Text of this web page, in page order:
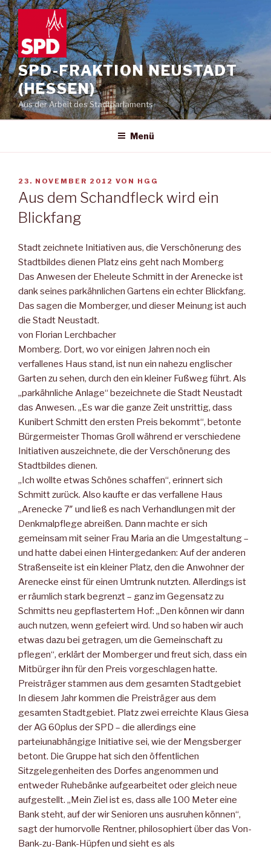
Zum
Inhalt
springen
SPD-FRAKTION NEUSTADT
(HESSEN)
Aus der Arbeit des Stadtparlaments
Menü
VERÖFFENTLICHT
AM
23. NOVEMBER 2012 VON HGG
Aus dem Schandfleck wird ein
Blickfang
Stadt zeichnete Initiativen aus, die Verschönerung des
Stadtbildes dienen Platz eins geht nach Momberg
Das Anwesen der Eheleute Schmitt in der Arenecke ist
dank seines parkähnlichen Gartens ein echter Blickfang.
Das sagen die Momberger, und dieser Meinung ist auch
die Stadt Neustadt.
von Florian Lerchbacher
Momberg. Dort, wo vor einigen Jahren noch ein
verfallenes Haus stand, ist nun ein nahezu englischer
Garten zu sehen, durch den ein kleiner Fußweg führt. Als
„parkähnliche Anlage“ bezeichnete die Stadt Neustadt
das Anwesen. „Es war die ganze Zeit unstrittig, dass
Kunibert Schmitt den ersten Preis bekommt“, betonte
Bürgermeister Thomas Groll während er verschiedene
Initiativen auszeichnete, die der Verschönerung des
Stadtbildes dienen.
„Ich wollte etwas Schönes schaffen“, erinnert sich
Schmitt zurück. Also kaufte er das verfallene Haus
„Arenecke 7″ und ließ es nach Verhandlungen mit der
Denkmalpflege abreißen. Dann machte er sich
gemeinsam mit seiner Frau Maria an die Umgestaltung –
und hatte dabei einen Hintergedanken: Auf der anderen
Straßenseite ist ein kleiner Platz, den die Anwohner der
Arenecke einst für einen Umtrunk nutzten. Allerdings ist
er räumlich stark begrenzt – ganz im Gegensatz zu
Schmitts neu gepflastertem Hof: „Den können wir dann
auch nutzen, wenn gefeiert wird. Und so haben wir auch
etwas dazu bei getragen, um die Gemeinschaft zu
pflegen“, erklärt der Momberger und freut sich, dass ein
Mitbürger ihn für den Preis vorgeschlagen hatte.
Preisträger stammen aus dem gesamten Stadtgebiet
In diesem Jahr kommen die Preisträger aus dem
gesamten Stadtgebiet. Platz zwei erreichte Klaus Giesa
der AG 60plus der SPD – die allerdings eine
parteiunabhängige Initiative sei, wie der Mengsberger
betont. Die Gruppe hat sich den öffentlichen
Sitzgelegenheiten des Dorfes angenommen und
entweder Ruhebänke aufgearbeitet oder gleich neue
aufgestellt. „Mein Ziel ist es, dass alle 100 Meter eine
Bank steht, auf der wir Senioren uns ausruhen können“,
sagt der humorvolle Rentner, philosophiert über das Von-
Bank-zu-Bank-Hüpfen und sieht es als